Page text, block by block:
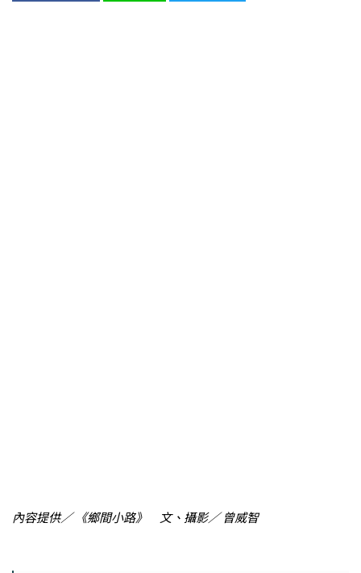
內容提供／ 《鄉間小路》 文、攝影／ 曾威智